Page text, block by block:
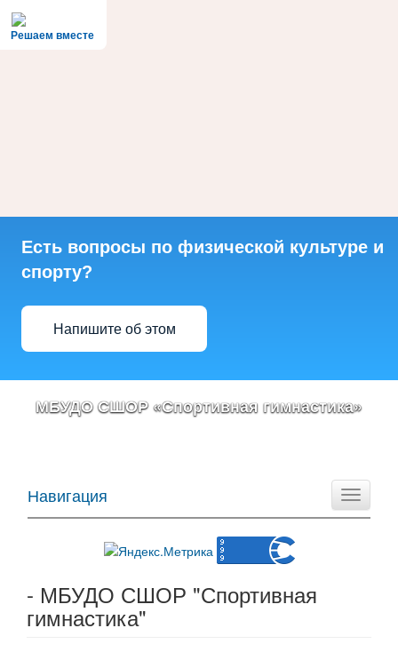
Решаем вместе
Есть вопросы по физической культуре и
спорту?
Напишите об этом
МБУДО СШОР «Спортивная гимнастика»
Toggle
Навигация
- МБУДО СШОР "Спортивная
гимнастика"